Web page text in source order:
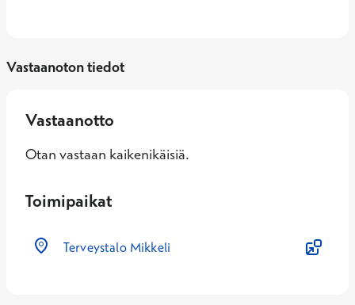
Vastaanoton tiedot
Vastaanotto
Otan vastaan kaikenikäisiä.
Toimipaikat
Terveystalo Mikkeli